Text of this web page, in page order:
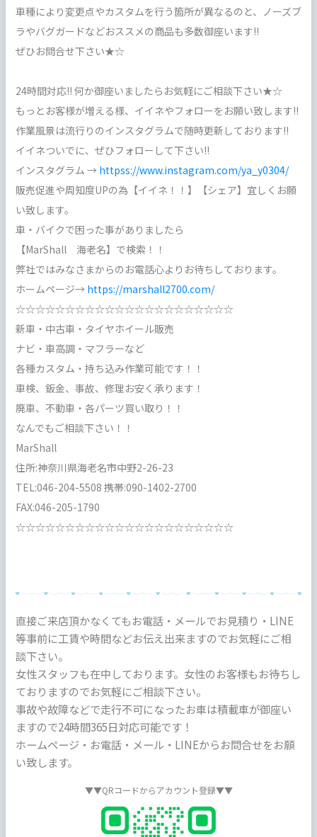
車種により変更点やカスタムを行う箇所が異なるのと、ノーズブ
ラやバグガードなどおススメの商品も多数御座います!!
ぜひお問合せ下さい★☆
24時間対応!! 何か御座いましたらお気軽にご相談下さい★☆
もっとお客様が増える様、イイネやフォローをお願い致します!!
作業風景は流行りのインスタグラムで随時更新しております!!
イイネついでに、ぜひフォローして下さい!!
インスタグラム → httpss://www.instagram.com/ya_y0304/
販売促進や周知度UPの為【イイネ！！】【シェア】宜しくお願
い致します。
車・バイクで困った事がありましたら
【MarShall 海老名】で検索！！
弊社ではみなさまからのお電話心よりお待ちしております。
ホームページ→ https://marshall2700.com/
☆☆☆☆☆☆☆☆☆☆☆☆☆☆☆☆☆☆☆☆☆☆
新車・中古車・タイヤホイール販売
ナビ・車高調・マフラーなど
各種カスタム・持ち込み作業可能です！！
車検、鈑金、事故、修理お安く承ります！
廃車、不動車・各パーツ買い取り！！
なんでもご相談下さい！！
MarShall
住所:神奈川県海老名市中野2-26-23
TEL:046-204-5508 携帯:090-1402-2700
FAX:046-205-1790
☆☆☆☆☆☆☆☆☆☆☆☆☆☆☆☆☆☆☆☆☆☆
直接ご来店頂かなくてもお電話・メールでお見積り・LINE
等事前に工賃や時間などお伝え出来ますのでお気軽にご相
談下さい。
女性スタッフも在中しております。女性のお客様もお待ちし
ておりますのでお気軽にご相談下さい。
事故や故障などで走行不可になったお車は積載車が御座い
ますので24時間365日対応可能です！
ホームページ・お電話・メール・LINEからお問合せをお願
い致します。
▼▼QRコードからアカウント登録▼▼